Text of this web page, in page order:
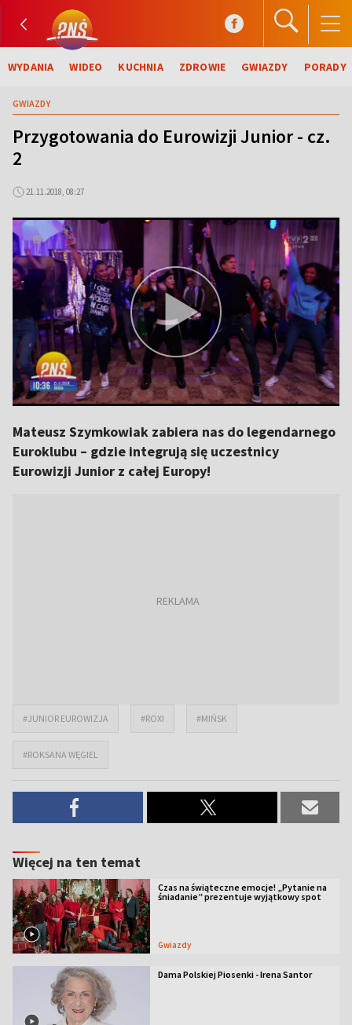
WYDANIA WIDEO KUCHNIA ZDROWIE GWIAZDY PORADY
GWIAZDY
Przygotowania do Eurowizji Junior - cz.
2
21.11.2018, 08:27
Mateusz Szymkowiak zabiera nas do legendarnego
Euroklubu – gdzie integrują się uczestnicy
Eurowizji Junior z całej Europy!
#JUNIOR EUROWIZJA #ROXI #MIŃSK
#ROKSANA WĘGIEL
Więcej na ten temat
Czas na świąteczne emocje! „Pytanie na
śniadanie” prezentuje wyjątkowy spot
Gwiazdy
Dama Polskiej Piosenki - Irena Santor